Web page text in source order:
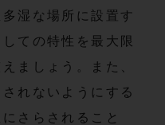
湿な場所に設置す
ての特性を最大限
ましょう。また、
れないようにする
さらされること